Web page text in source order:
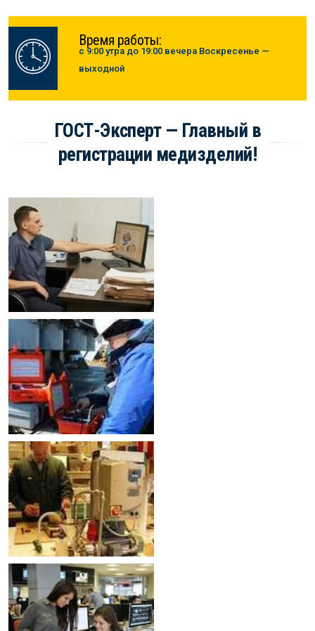
Время работы:
с 9:00 утра до 19:00 вечера Воскресенье —
выходной
ГОСТ-Эксперт — Главный в
регистрации медизделий!